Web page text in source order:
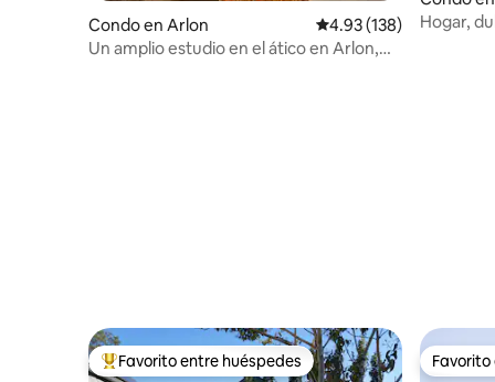
Condo en Arlon Calificación promedio:
4.93 (138)
Un amplio estudio en el ático en Arlon,
mburgo
Hogar,
Favorito entre huéspedes preferido
Favorito entre huéspedes